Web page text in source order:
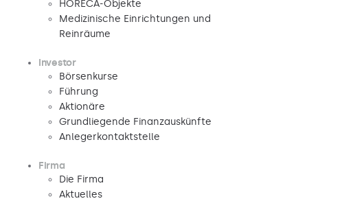
HORECA-Objekte
Medizinische Einrichtungen und
Reinräume
Investor
Börsenkurse
Führung
Aktionäre
Grundliegende Finanzauskünfte
Anlegerkontaktstelle
Firma
Die Firma
Aktuelles